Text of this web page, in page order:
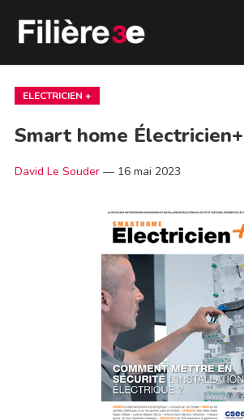
ELECTRICIEN +
Smart home Électricien+
David Le Souder— 16 mai 2023